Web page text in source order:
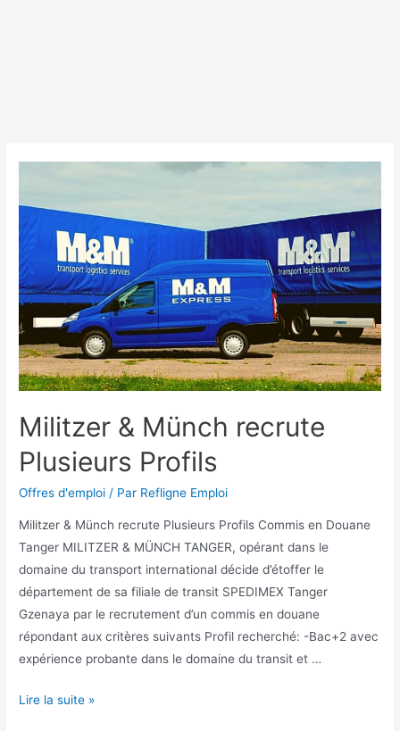
Militzer & Münch recrute
Plusieurs Profils
Offres d'emploi / Par Refligne Emploi
Militzer & Münch recrute Plusieurs Profils Commis en Douane
Tanger MILITZER & MÜNCH TANGER, opérant dans le
domaine du transport international décide d’étoffer le
département de sa filiale de transit SPEDIMEX Tanger
Gzenaya par le recrutement d’un commis en douane
répondant aux critères suivants Profil recherché: -Bac+2 avec
expérience probante dans le domaine du transit et …
Lire la suite »